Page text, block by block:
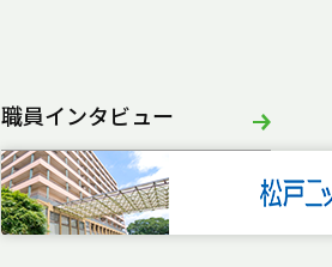
職員インタビュー